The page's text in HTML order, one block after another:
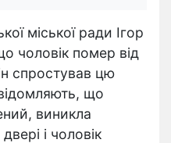
міської ради Ігор
чоловік помер від
спростував цю
що
виникла
і чоловік